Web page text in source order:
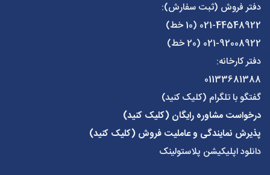
دفتر فروش (ثبت سفارش):
021-44548922 (10 خط)
021-92008922 (20 خط)
دفتر کارخانه:
01133681388
گفتگو با تلگرام (کلیک کنید)
درخواست مشاوره رایگان (کلیک کنید)
پذیرش نمایندگی و عاملیت فروش (کلیک کنید)
دانلود اپلیکیشن پلاستولینک